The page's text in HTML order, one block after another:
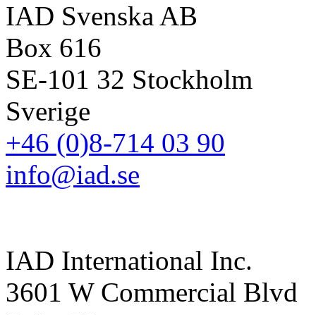
IAD Svenska AB
Box 616
SE-101 32 Stockholm
Sverige
+46 (0)8-714 03 90
info@iad.se
IAD International Inc.
3601 W Commercial Blvd